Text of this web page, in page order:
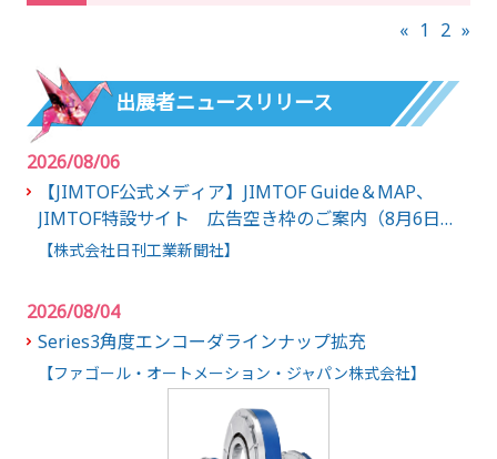
« 1 2 »
出展者ニュースリリース
2026/08/06
【JIMTOF公式メディア】JIMTOF Guide＆MAP、
JIMTOF特設サイト 広告空き枠のご案内（8月6日現
在）
【株式会社日刊工業新聞社】
2026/08/04
Series3角度エンコーダラインナップ拡充
【ファゴール・オートメーション・ジャパン株式会社】